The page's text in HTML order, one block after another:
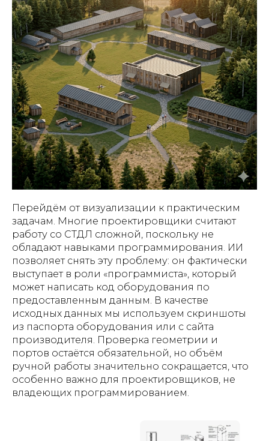
Перейдём от визуализации к практическим
задачам. Многие проектировщики считают
работу со СТДЛ сложной, поскольку не
обладают навыками программирования. ИИ
позволяет снять эту проблему: он фактически
выступает в роли «программиста», который
может написать код оборудования по
предоставленным данным. В качестве
исходных данных мы используем скриншоты
из паспорта оборудования или с сайта
производителя. Проверка геометрии и
портов остаётся обязательной, но объём
ручной работы значительно сокращается, что
особенно важно для проектировщиков, не
владеющих программированием.